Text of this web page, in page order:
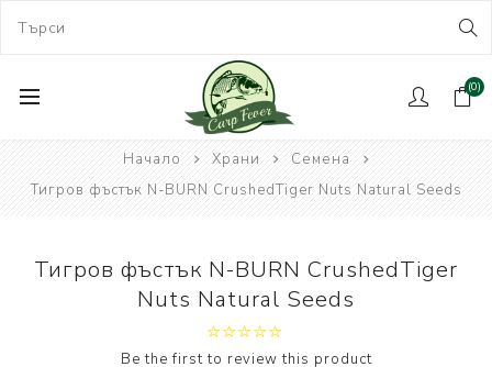
(0)
Начало Храни
Семена
Тигров фъстък N-BURN CrushedTiger Nuts Natural Seeds
Тигров фъстък N-BURN CrushedTiger
Nuts Natural Seeds
Be the first to review this product